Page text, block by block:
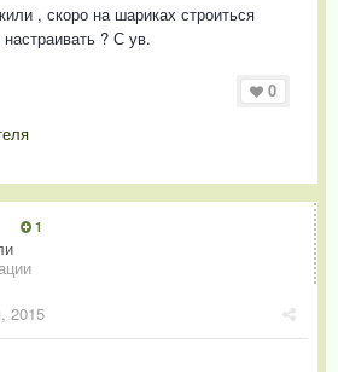
, скоро на шариках строиться
? С ув.
0
1
2015